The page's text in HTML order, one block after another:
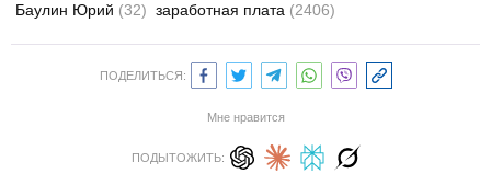
Баулин Юрий (32) заработная плата (2406)
ПОДЕЛИТЬСЯ:
Мне нравится
ПОДЫТОЖИТЬ: